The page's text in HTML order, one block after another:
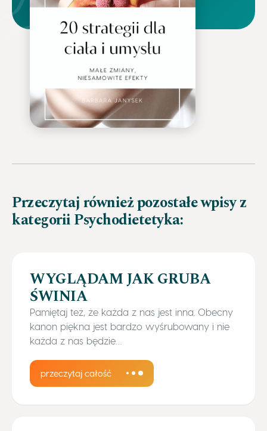
Przeczytaj również pozostałe wpisy z
kategorii Psychodietetyka:
WYGLĄDAM JAK GRUBA
ŚWINIA
Pamiętaj też, że każda z nas jest inna. Obecny
kanon piękna jest bardzo wyśrubowany i nie
każda z nas będzie…
przeczytaj całość